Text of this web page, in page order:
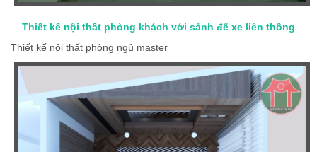
Thiết kế nội thất phòng khách với sảnh để xe liên thông
Thiết kế nội thất phòng ngủ master